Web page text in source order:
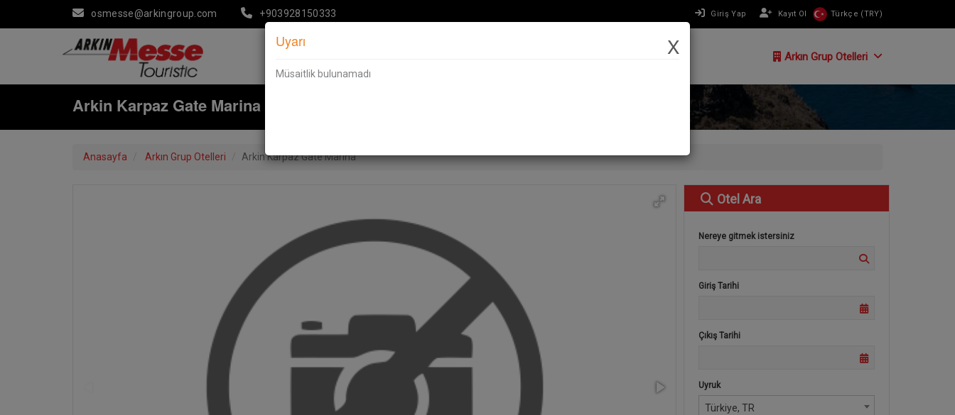
osmesse@arkingroup.com +903928150333 Giriş Yap Kayıt Ol Türkçe (TRY)
Arkın Grup Otelleri
Arkin Karpaz Gate Marina
Anasayfa Arkın Grup Otelleri Arkin Karpaz Gate Marina
Otel Ara
Nereye gitmek istersiniz
Giriş Tarihi
Çıkış Tarihi
Uyruk
Türkiye, TR
Uyarı X
Müsaitlik bulunamadı